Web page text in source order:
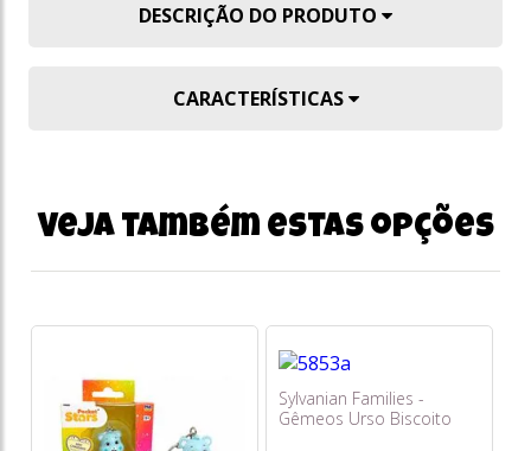
DESCRIÇÃO DO PRODUTO
CARACTERÍSTICAS
Veja também estas opções
Sylvanian Families -
Gêmeos Urso Biscoito